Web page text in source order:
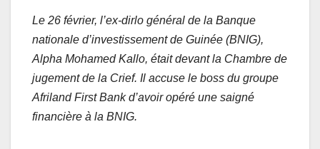
Le 26 février, l’ex-dirlo général de la Banque
nationale d’investissement de Guinée (BNIG),
Alpha Mohamed Kallo, était devant la Chambre de
jugement de la Crief. Il accuse le boss du groupe
Afriland First Bank d’avoir opéré une saigné
financière à la BNIG.